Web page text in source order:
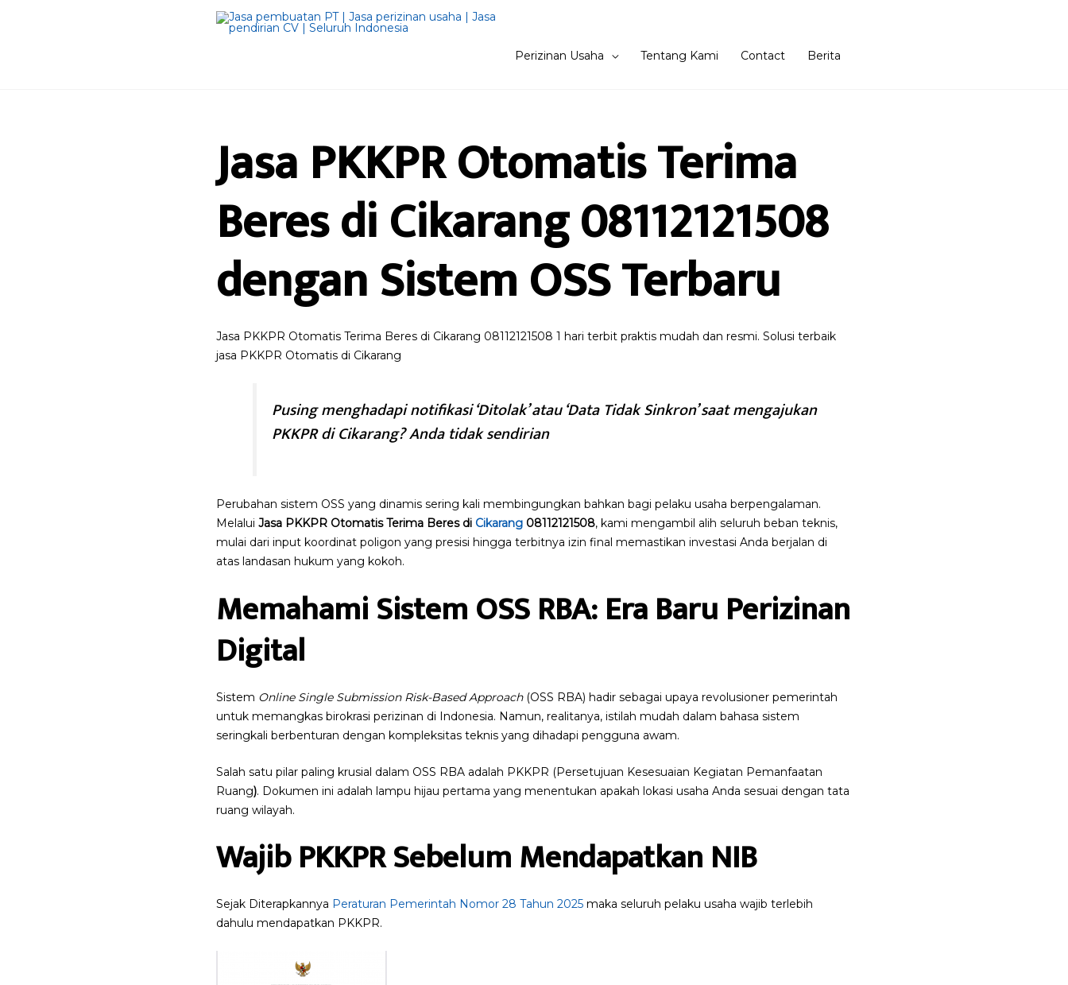
Perizinan Usaha Tentang Kami Contact Berita
Jasa PKKPR Otomatis Terima
Beres di Cikarang 08112121508
dengan Sistem OSS Terbaru
Jasa PKKPR Otomatis Terima Beres di Cikarang 08112121508 1 hari terbit praktis mudah dan resmi. Solusi terbaik
jasa PKKPR Otomatis di Cikarang
Pusing menghadapi notifikasi ‘Ditolak’ atau ‘Data Tidak Sinkron’ saat mengajukan
PKKPR di Cikarang? Anda tidak sendirian
Perubahan sistem OSS yang dinamis sering kali membingungkan bahkan bagi pelaku usaha berpengalaman.
Melalui Jasa PKKPR Otomatis Terima Beres di Cikarang 08112121508, kami mengambil alih seluruh beban teknis,
mulai dari input koordinat poligon yang presisi hingga terbitnya izin final memastikan investasi Anda berjalan di
atas landasan hukum yang kokoh.
Memahami Sistem OSS RBA: Era Baru Perizinan
Digital
Sistem Online Single Submission Risk-Based Approach(OSS RBA) hadir sebagai upaya revolusioner pemerintah
untuk memangkas birokrasi perizinan di Indonesia. Namun, realitanya, istilah mudah dalam bahasa sistem
seringkali berbenturan dengan kompleksitas teknis yang dihadapi pengguna awam.
Salah satu pilar paling krusial dalam OSS RBA adalah PKKPR (Persetujuan Kesesuaian Kegiatan Pemanfaatan
Ruang). Dokumen ini adalah lampu hijau pertama yang menentukan apakah lokasi usaha Anda sesuai dengan tata
ruang wilayah.
Wajib PKKPR Sebelum Mendapatkan NIB
Sejak Diterapkannya Peraturan Pemerintah Nomor 28 Tahun 2025 maka seluruh pelaku usaha wajib terlebih
dahulu mendapatkan PKKPR.